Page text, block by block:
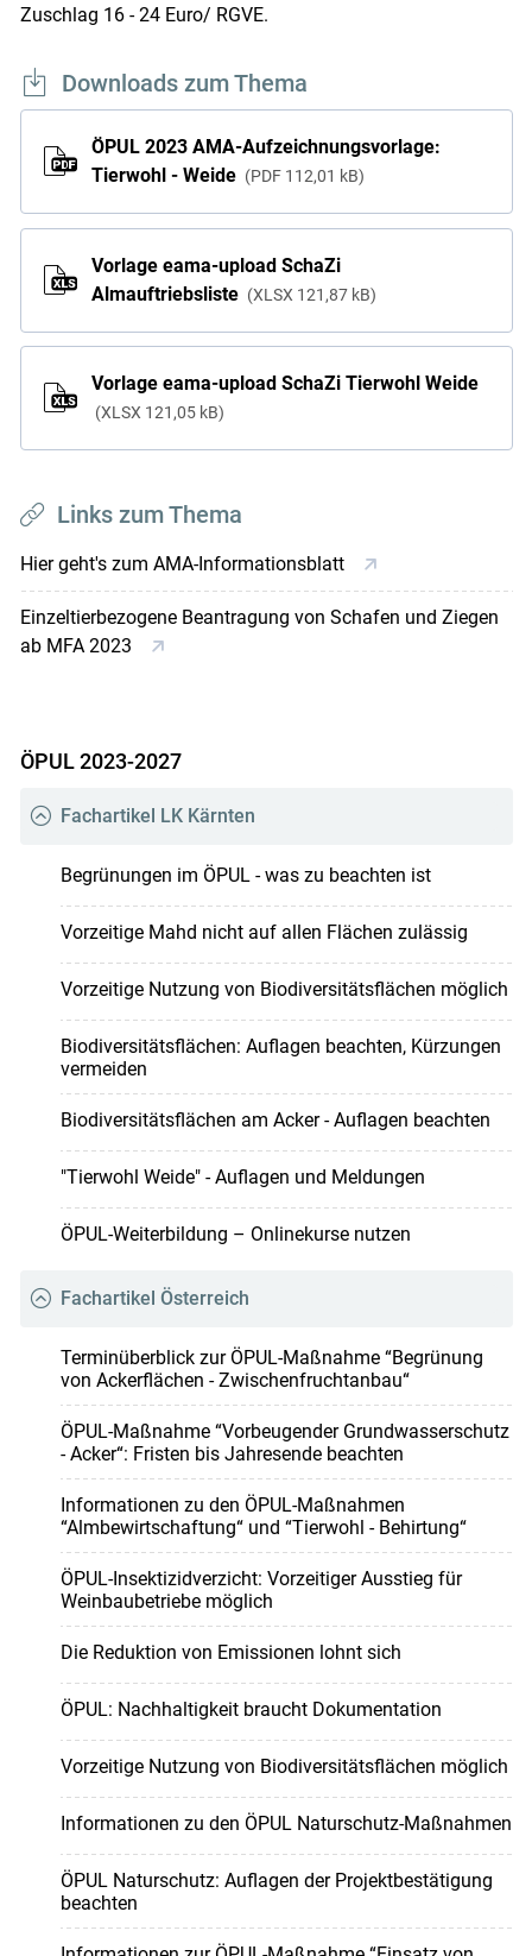
Zuschlag 16 - 24 Euro/ RGVE.
Downloads zum Thema
ÖPUL 2023 AMA-Aufzeichnungsvorlage:
Tierwohl - Weide
PDF 112,01 kB
Vorlage eama-upload SchaZi
Almauftriebsliste
XLSX 121,87 kB
Vorlage eama-upload SchaZi Tierwohl Weide
XLSX 121,05 kB
Links zum Thema
Hier geht's zum AMA-Informationsblatt
Einzeltierbezogene Beantragung von Schafen und Ziegen
ab MFA 2023
ÖPUL 2023-2027
Fachartikel LK Kärnten
Begrünungen im ÖPUL - was zu beachten ist
Vorzeitige Mahd nicht auf allen Flächen zulässig
Vorzeitige Nutzung von Biodiversitätsflächen möglich
Biodiversitäts­flächen: Auflagen beachten, Kürzungen
vermeiden
Biodiversitätsflächen am Acker - Auflagen beachten
"Tierwohl Weide" - Auflagen und Meldungen
ÖPUL-Weiterbildung – Onlinekurse nutzen
Fachartikel Österreich
Terminüberblick zur ÖPUL-Maßnahme “Begrünung
von Ackerflächen - Zwischenfruchtanbau“
ÖPUL-Maßnahme “Vorbeugender Grundwasserschutz
- Acker“: Fristen bis Jahresende beachten
Informationen zu den ÖPUL-Maßnahmen
“Almbewirtschaftung“ und “Tierwohl - Behirtung“
ÖPUL-Insektizidverzicht: Vorzeitiger Ausstieg für
Weinbaubetriebe möglich
Die Reduktion von Emissionen lohnt sich
ÖPUL: Nachhaltigkeit braucht Dokumentation
Vorzeitige Nutzung von Biodiversitätsflächen möglich
Informationen zu den ÖPUL Naturschutz-Maßnahmen
ÖPUL Naturschutz: Auflagen der Projektbestätigung
beachten